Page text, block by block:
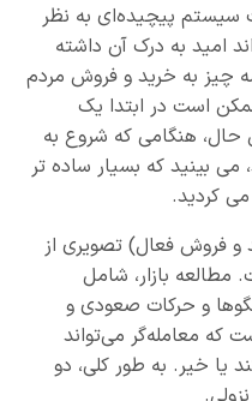
سیستم پیچیده‌ای به نظر
به درک آن داشته
چیز به خرید و فروش مردم
است در ابتدا یک
حال، هنگامی که شروع به
بینید که بسیار ساده تر
کردید.
فروش فعال) تصویری از
مطالعه بازار، شامل
و حرکات صعودی و
که معامله‌گر می‌تواند
یا خیر. به طور کلی، دو